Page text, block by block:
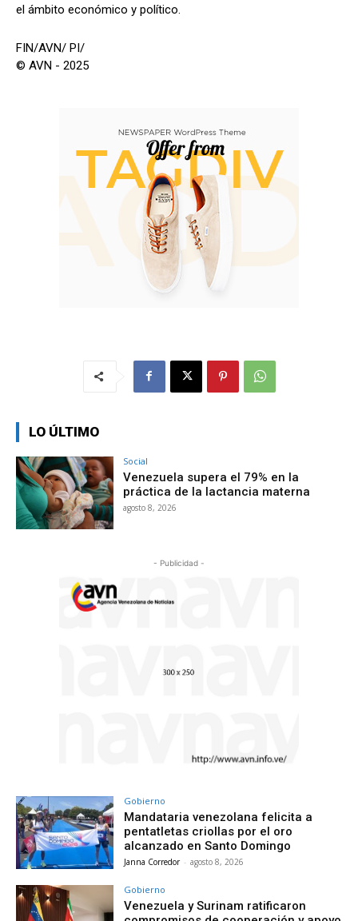
el ámbito económico y político.
FIN/AVN/ PI/
© AVN - 2025
LO ÚLTIMO
Social
Venezuela supera el 79% en la
práctica de la lactancia materna
agosto 8, 2026
- Publicidad -
Gobierno
Mandataria venezolana felicita a
pentatletas criollas por el oro
alcanzado en Santo Domingo
Janna Corredor - agosto 8, 2026
Gobierno
Venezuela y Surinam ratificaron